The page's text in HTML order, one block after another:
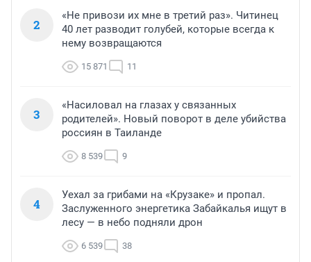
2
«Не привози их мне в третий раз». Читинец
40 лет разводит голубей, которые всегда к
нему возвращаются
15 871 11
3
«Насиловал на глазах у связанных
родителей». Новый поворот в деле убийства
россиян в Таиланде
8 539 9
4
Уехал за грибами на «Крузаке» и пропал.
Заслуженного энергетика Забайкалья ищут в
лесу — в небо подняли дрон
6 539 38